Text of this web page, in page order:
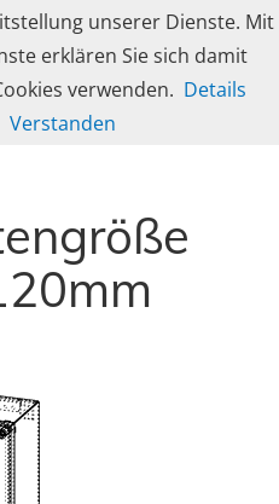
Gehäusetechnik,
unserer Dienste. Mit
erklären Sie sich damit
verwenden. Details
Verstanden